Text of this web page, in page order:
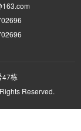
47栋
Reserved.